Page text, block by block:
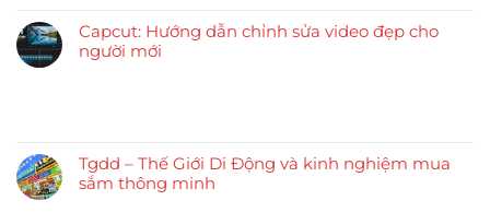
Capcut: Hướng dẫn chỉnh sửa video đẹp cho
người mới
Tgdd – Thế Giới Di Động và kinh nghiệm mua
sắm thông minh